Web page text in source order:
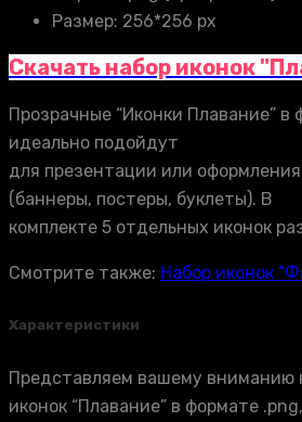
Размер: 256*256 px
Скачать набор иконок
Прозрачные “Иконки Плавание” в
идеально подойдут
для презентации или
(баннеры, постеры, буклеты). В
комплекте 5 отдельных иконок
Смотрите также: Набор иконок
Характеристики
Представляем вашему вниманию
иконок “Плавание” в формате